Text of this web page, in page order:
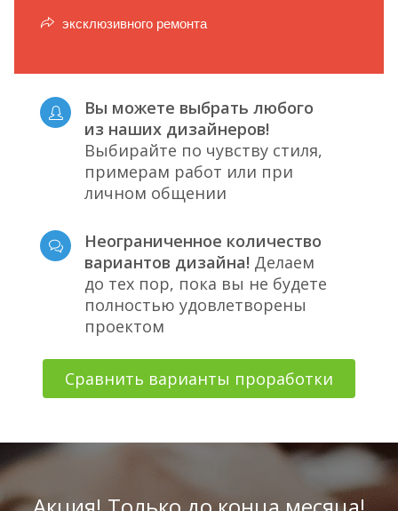
эксклюзивного ремонта
Вы можете выбрать любого
из наших дизайнеров!
Выбирайте по чувству стиля,
примерам работ или при
личном общении
Неограниченное количество
вариантов дизайна! Делаем
до тех пор, пока вы не будете
полностью удовлетворены
проектом
Сравнить варианты проработки